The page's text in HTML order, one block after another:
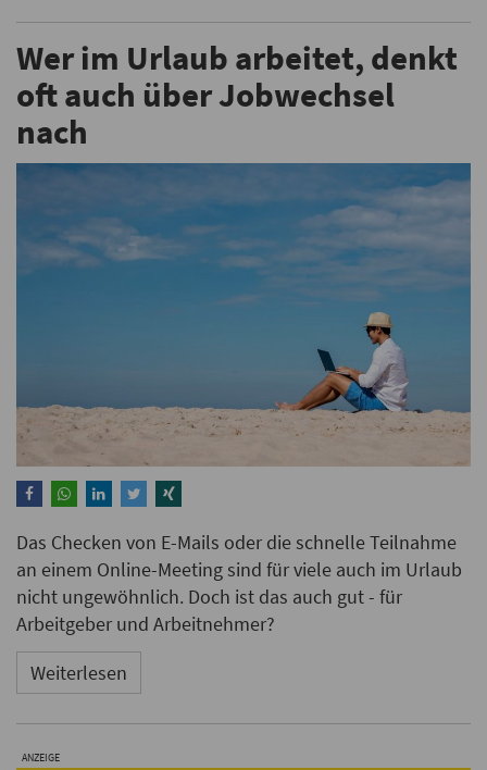
Wer im Urlaub arbeitet, denkt
oft auch über Jobwechsel
nach
Das Checken von E-Mails oder die schnelle Teilnahme
an einem Online-Meeting sind für viele auch im Urlaub
nicht ungewöhnlich. Doch ist das auch gut - für
Arbeitgeber und Arbeitnehmer?
Weiterlesen
ANZEIGE